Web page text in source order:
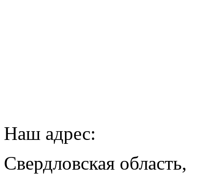
Наш адрес:
Свердловская область,